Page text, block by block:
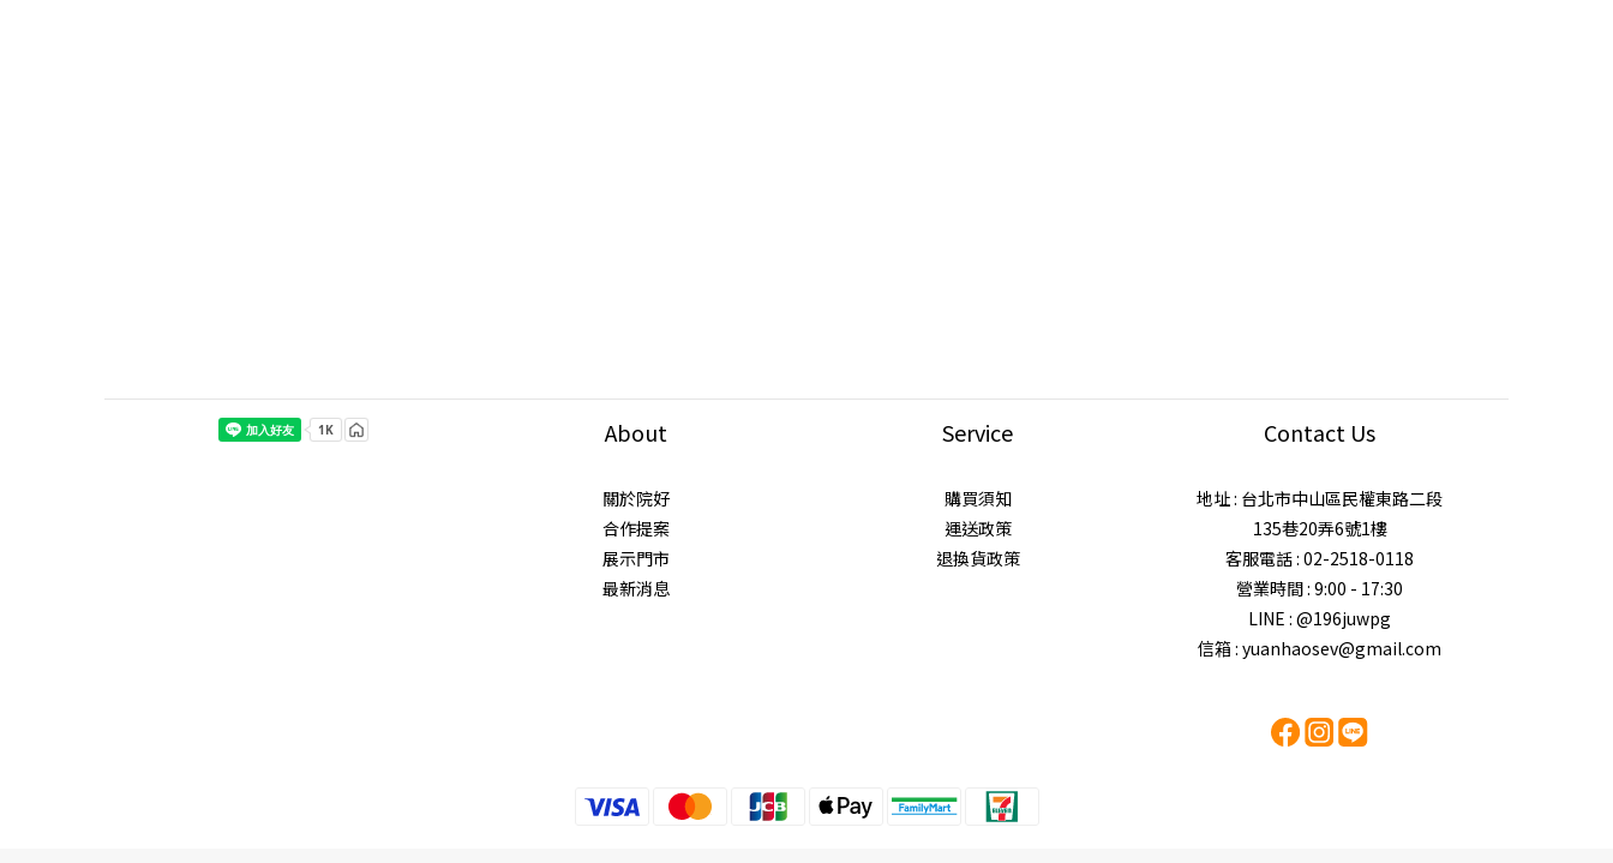
About
關於院好
合作提案
展示門市
最新消息
Service
購買須知
運送政策
退換貨政策
Contact Us
地址 : 台北市中山區民權東路二段
135巷20弄6號1樓
客服電話 : 02-2518-0118
營業時間 : 9:00 - 17:30
LINE : @196juwpg
信箱 : yuanhaosev@gmail.com